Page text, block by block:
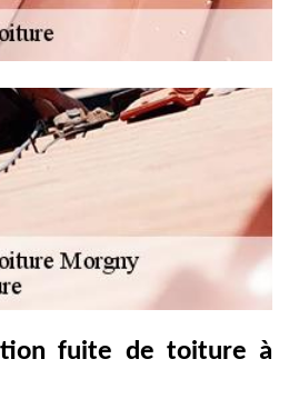
fuite de toiture à